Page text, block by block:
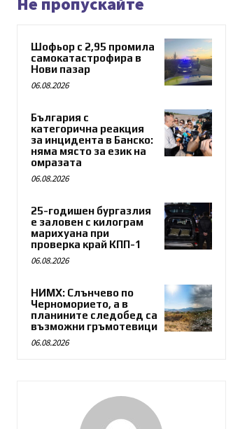
Шофьор с 2,95 промила
самокатастрофира в
Нови пазар
06.08.2026
България с
категорична реакция
за инцидента в Банско:
няма място за език на
омразата
06.08.2026
25-годишен бургазлия
е заловен с килограм
марихуана при
проверка край КПП-1
06.08.2026
НИМХ: Слънчево по
Черноморието, а в
планините следобед са
възможни гръмотевици
06.08.2026